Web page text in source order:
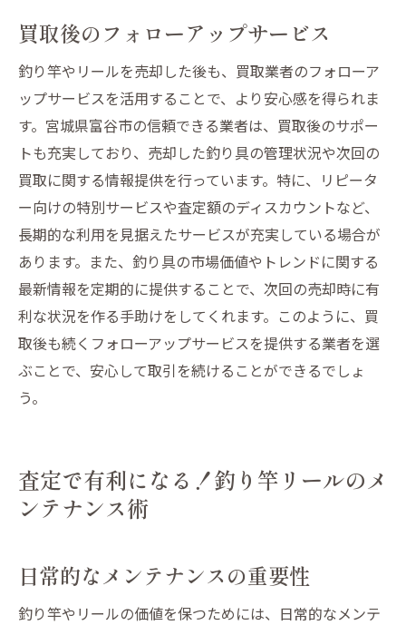
買取後のフォローアップサービス
釣り竿やリールを売却した後も、買取業者のフォローア
ップサービスを活用することで、より安心感を得られま
す。宮城県富谷市の信頼できる業者は、買取後のサポー
トも充実しており、売却した釣り具の管理状況や次回の
買取に関する情報提供を行っています。特に、リピータ
ー向けの特別サービスや査定額のディスカウントなど、
長期的な利用を見据えたサービスが充実している場合が
あります。また、釣り具の市場価値やトレンドに関する
最新情報を定期的に提供することで、次回の売却時に有
利な状況を作る手助けをしてくれます。このように、買
取後も続くフォローアップサービスを提供する業者を選
ぶことで、安心して取引を続けることができるでしょ
う。
査定で有利になる！釣り竿リールのメ
ンテナンス術
日常的なメンテナンスの重要性
釣り竿やリールの価値を保つためには、日常的なメンテ